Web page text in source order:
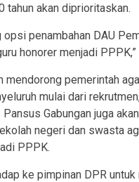
tahun akan diprioritaskan.
penambahan DAU
honorer menjadi PPPK,”
mendorong pemerintah
mulai dari
Gabungan juga
negeri dan swasta
PPPK.
ke pimpinan DPR